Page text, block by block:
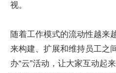
视。
随着工作模式的流动性越来
来构建、扩展和维持员工之
办“云”活动，让大家互动起